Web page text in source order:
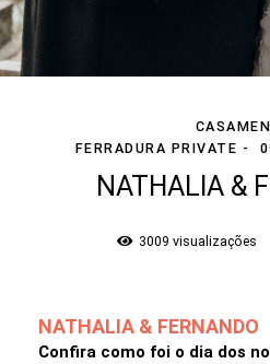
FERRADURA PRIVATE
NATHALIA &
3009 visualizações
NATHALIA & FERNANDO
Confira como foi o dia dos